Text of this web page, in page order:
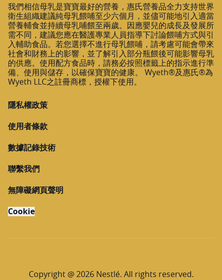
我們相信母乳是寶寶最好的營養，惠氏營養品全力支持世界
衛生組織建議純母乳餵哺至少六個月，並儘可能地引入適當
營養輔食並持續母乳哺餵至兩歲。因應嬰兒的成長及發展所
需不同，建議您應在醫護專業人員指導下討論餵哺方式與引
入輔助食品。若您選擇不進行母乳餵哺，請考慮可能會帶來
社會和財務上的影響，並了解引入部分瓶餵後可能影響母乳
的供應。使用配方食品時，請務必按照標籤上的指示進行準
備、使用與儲存，以確保寶寶的健康。 Wyeth®及惠氏®為
Wyeth LLC之註冊商標，授權下使用。
隱私權政策
使用者條款
數據記錄技術
聯繫我們
無障礙網頁聲明
Cookie
Copyright @ 2026 Nestlé. All rights reserved.